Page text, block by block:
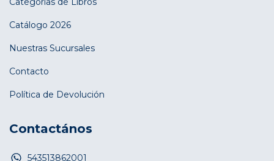
Catálogo 2026
Nuestras Sucursales
Contacto
Política de Devolución
Contactános
543513862001